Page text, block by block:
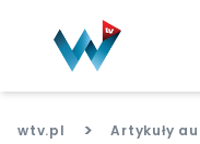
wtv.pl > Artykuły